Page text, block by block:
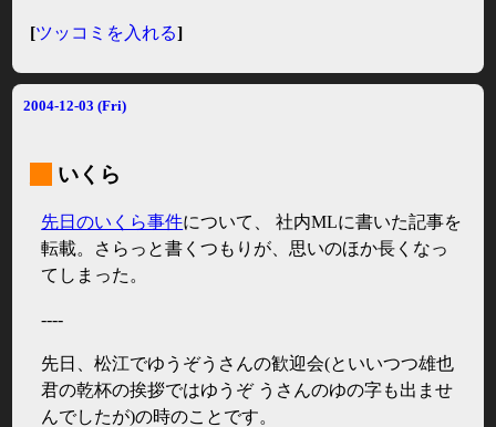
[ツッコミを入れる]
2004-12-03 (Fri)
いくら
先日のいくら事件について、 社内MLに書いた記事を
転載。さらっと書くつもりが、思いのほか長くなっ
てしまった。
----
先日、松江でゆうぞうさんの歓迎会(といいつつ雄也
君の乾杯の挨拶ではゆうぞ うさんのゆの字も出ませ
んでしたが)の時のことです。